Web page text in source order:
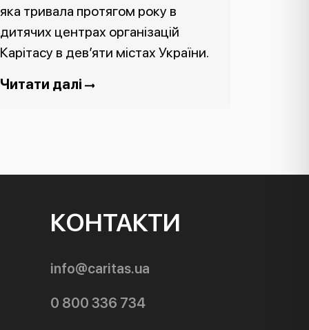
яка тривала протягом року в
дитячих центрах організацій
Карітасу в дев’яти містах України.
Читати далі
КОНТАКТИ
info@caritas.ua
0 800 336 734